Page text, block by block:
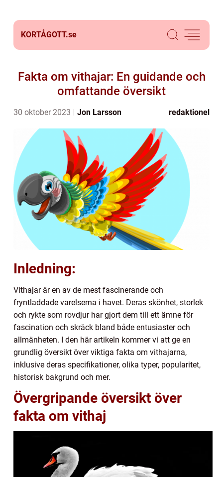
KORTÅGOTT.se
Fakta om vithajar: En guidande och
omfattande översikt
30 oktober 2023 Jon Larsson redaktionel
Inledning:
Vithajar är en av de mest fascinerande och
fryntladdade varelserna i havet. Deras skönhet, storlek
och rykte som rovdjur har gjort dem till ett ämne för
fascination och skräck bland både entusiaster och
allmänheten. I den här artikeln kommer vi att ge en
grundlig översikt över viktiga fakta om vithajarna,
inklusive deras specifikationer, olika typer, popularitet,
historisk bakgrund och mer.
Övergripande översikt över
fakta om vithaj